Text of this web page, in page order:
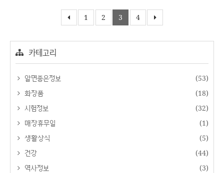
1 2 3 4
카테고리
알면좋은정보
(53)
화장품
(18)
시험정보
(32)
매장휴무일
(1)
생활상식
(5)
건강
(44)
역사정보
(3)